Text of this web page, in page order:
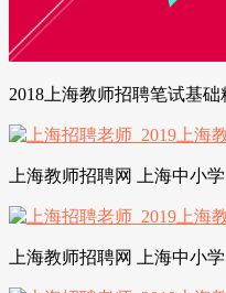
2018上海教师招聘笔试基
上海教师招聘网 上海中小
上海教师招聘网 上海中小